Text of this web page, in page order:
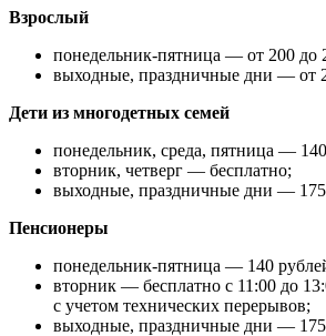
Взрослый
понедельник-пятница — от 200 до
выходные, праздничные дни — от
Дети из многодетных семей
понедельник, среда, пятница —
вторник, четверг — бесплатно;
выходные, праздничные дни — 175
Пенсионеры
понедельник-пятница — 140
вторник — бесплатно с 11:00 до
с учетом технических перерывов;
выходные, праздничные дни — 175